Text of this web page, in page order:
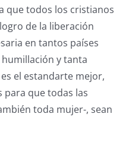
que todos los cristianos
de la liberación
en tantos países
y tanta
el estandarte mejor,
para que todas las
toda mujer-, sean